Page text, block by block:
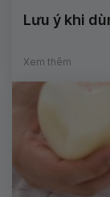
Lưu ý khi
Xem thêm